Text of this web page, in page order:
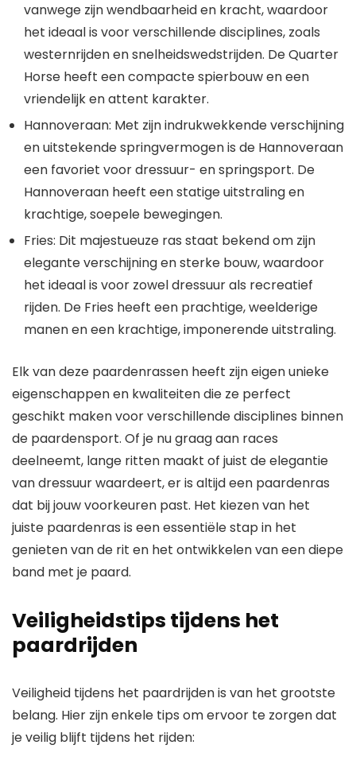
vanwege zijn wendbaarheid en kracht, waardoor
het ideaal is voor verschillende disciplines, zoals
westernrijden en snelheidswedstrijden. De Quarter
Horse heeft een compacte spierbouw en een
vriendelijk en attent karakter.
Hannoveraan: Met zijn indrukwekkende verschijning
en uitstekende springvermogen is de Hannoveraan
een favoriet voor dressuur- en springsport. De
Hannoveraan heeft een statige uitstraling en
krachtige, soepele bewegingen.
Fries: Dit majestueuze ras staat bekend om zijn
elegante verschijning en sterke bouw, waardoor
het ideaal is voor zowel dressuur als recreatief
rijden. De Fries heeft een prachtige, weelderige
manen en een krachtige, imponerende uitstraling.
Elk van deze paardenrassen heeft zijn eigen unieke
eigenschappen en kwaliteiten die ze perfect
geschikt maken voor verschillende disciplines binnen
de paardensport. Of je nu graag aan races
deelneemt, lange ritten maakt of juist de elegantie
van dressuur waardeert, er is altijd een paardenras
dat bij jouw voorkeuren past. Het kiezen van het
juiste paardenras is een essentiële stap in het
genieten van de rit en het ontwikkelen van een diepe
band met je paard.
Veiligheidstips tijdens het
paardrijden
Veiligheid tijdens het paardrijden is van het grootste
belang. Hier zijn enkele tips om ervoor te zorgen dat
je veilig blijft tijdens het rijden: